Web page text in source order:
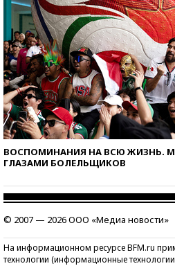
ВОСПОМИНАНИЯ НА ВСЮ ЖИЗНЬ.
ГЛАЗАМИ БОЛЕЛЬЩИКОВ
© 2007 — 2026 ООО «Медиа новости»
На информационном ресурсе BFM.ru
технологии (информационные